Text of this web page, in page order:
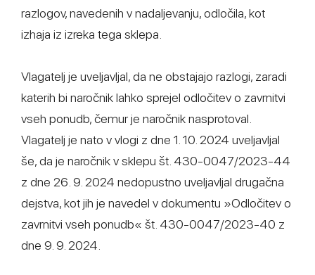
razlogov, navedenih v nadaljevanju, odločila, kot
izhaja iz izreka tega sklepa.
Vlagatelj je uveljavljal, da ne obstajajo razlogi, zaradi
katerih bi naročnik lahko sprejel odločitev o zavrnitvi
vseh ponudb, čemur je naročnik nasprotoval.
Vlagatelj je nato v vlogi z dne 1. 10. 2024 uveljavljal
še, da je naročnik v sklepu št. 430-0047/2023-44
z dne 26. 9. 2024 nedopustno uveljavljal drugačna
dejstva, kot jih je navedel v dokumentu »Odločitev o
zavrnitvi vseh ponudb« št. 430-0047/2023-40 z
dne 9. 9. 2024.